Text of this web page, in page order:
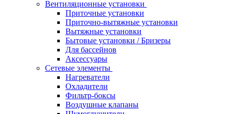
Вентиляционные установки
Приточные установки
Приточно-вытяжные установки
Вытяжные установки
Бытовые установки / Бризеры
Для бассейнов
Аксессуары
Сетевые элементы
Нагреватели
Охладители
Фильтр-боксы
Воздушные клапаны